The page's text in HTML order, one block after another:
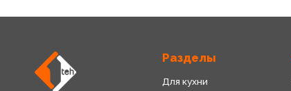
Разделы
Для кухни